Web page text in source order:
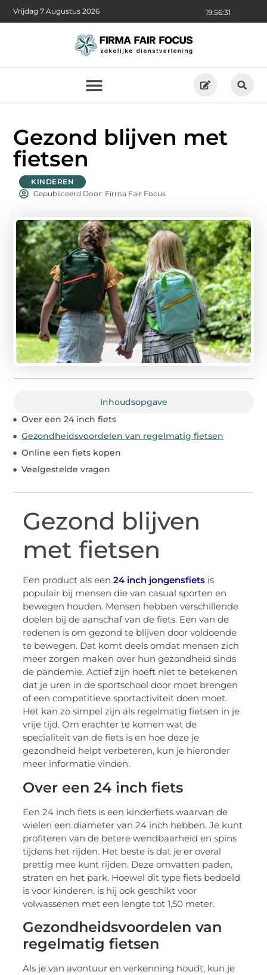
19:56:31
Vrijdag 7 Augustus 2026
Gezond blijven met
fietsen
KINDEREN
Gepubliceerd Door: Firma Fair Focus
Inhoudsopgave
Over een 24 inch fiets
Gezondheidsvoordelen van regelmatig fietsen
Online een fiets kopen
Veelgestelde vragen
Gezond blijven
met fietsen
Een product als een24 inch jongensfiets is
populair bij mensen die van casual sporten en
bewegen houden. Mensen hebben verschillende
doelen bij de aanschaf van de fiets. Een van de
redenen is om gezond te blijven door voldoende
te bewegen. Dat komt deels omdat mensen zich
meer zorgen maken over hun gezondheid sinds
de pandemie. Actief zijn hoeft niet te betekenen
dat je uren in de sportschool door moet brengen
of een competitieve sportactiviteit doen moet.
Het kan zo simpel zijn als regelmatig fietsen in je
vrije tijd. Om erachter te komen wat de
specialiteit van de fiets is en hoe deze je
gezondheid helpt verbeteren, kun je hieronder
meer informatie vinden.
Over een 24 inch fiets
Een 24 inch fiets is een kinderfiets waarvan de
wielen een diameter van 24 inch hebben. Je kunt
profiteren van de betere wendbaarheid en spins
tijdens het rijden. Het beste is dat je er overal
prettig mee kunt rijden. Deze omvatten paden,
straten en het park. Hoewel dit type fiets bedoeld
is voor kinderen, is hij ook geschikt voor
volwassenen met een lengte tot 1,50 meter.
Gezondheidsvoordelen van
regelmatig fietsen
Als je van avontuur en verkenning houdt, kun je